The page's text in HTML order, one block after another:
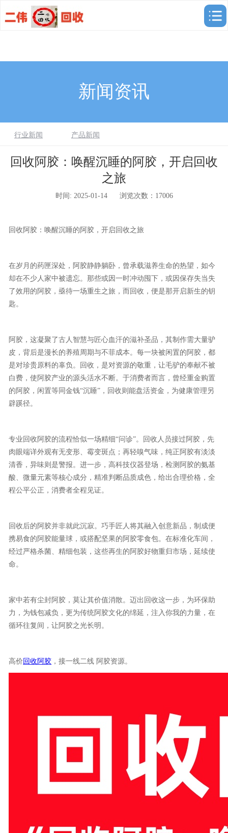
新闻资讯
行业新闻 产品新闻
回收阿胶：​唤醒沉睡的阿胶，开启回收
之旅
时间: 2025-01-14 浏览次数：17006
回收阿胶：唤醒沉睡的阿胶，开启回收之旅
在岁月的药匣深处，阿胶静静躺卧，曾承载滋养生命的热望，如今
却在不少人家中被遗忘。那些或因一时冲动囤下，或因保存失当失
了效用的阿胶，亟待一场重生之旅，而回收，便是那开启新生的钥
匙。
阿胶，这凝聚了古人智慧与匠心血汗的滋补圣品，其制作需大量驴
皮，背后是漫长的养殖周期与不菲成本。每一块被闲置的阿胶，都
是对珍贵原料的辜负。回收，是对资源的敬重，让毛驴的奉献不被
白费，使阿胶产业的源头活水不断。于消费者而言，曾经重金购置
的阿胶，闲置等同金钱“沉睡”，回收则能盘活资金，为健康管理另
辟蹊径。
专业回收阿胶的流程恰似一场精细“问诊”。回收人员接过阿胶，先
肉眼端详外观有无变形、霉变斑点；再轻嗅气味，纯正阿胶有淡淡
清香，异味则是警报。进一步，高科技仪器登场，检测阿胶的氨基
酸、微量元素等核心成分，精准判断品质成色，给出合理价格，全
程公平公正，消费者全程见证。
回收后的阿胶并非就此沉寂。巧手匠人将其融入创意新品，制成便
携易食的阿胶能量球，或搭配坚果的阿胶零食包。在标准化车间，
经过严格杀菌、精细包装，这些再生的阿胶好物重归市场，延续使
命。
家中若有尘封阿胶，莫让其价值消散。迈出回收这一步，为环保助
力，为钱包减负，更为传统阿胶文化的绵延，注入你我的力量，在
循环往复间，让阿胶之光长明。
高价 回收阿胶 ，接一线二线 阿胶资源。